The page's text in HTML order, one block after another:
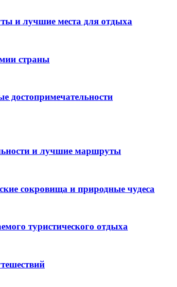
и лучшие места для отдыха
страны
достопримечательности
и лучшие маршруты
сокровища и природные чудеса
туристического отдыха